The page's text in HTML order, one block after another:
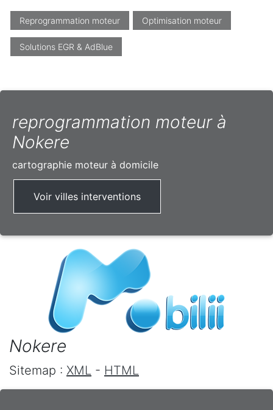
Reprogrammation moteur Optimisation moteur
Solutions EGR & AdBlue
reprogrammation moteur à
Nokere
cartographie moteur à domicile
Voir villes interventions
Nokere
Sitemap : XML - HTML